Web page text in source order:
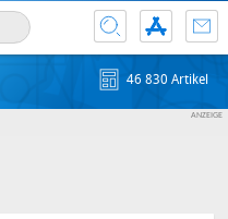
46 830 Artikel